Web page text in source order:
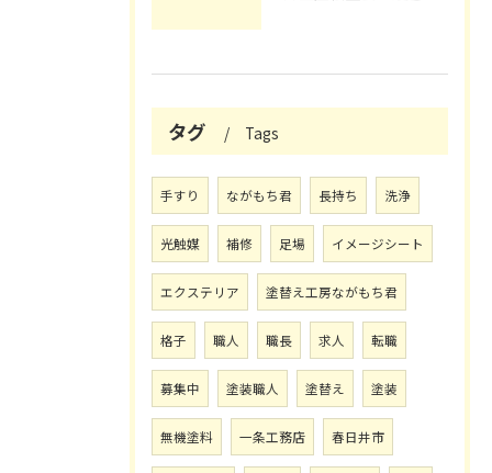
タグ Tags
手すり ながもち君 長持ち 洗浄
光触媒 補修 足場 イメージシート
エクステリア 塗替え工房ながもち君
格子 職人 職長 求人 転職
募集中 塗装職人 塗替え 塗装
無機塗料 一条工務店 春日井市